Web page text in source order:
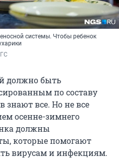
системы. Чтобы ребенок
должно быть
по составу
знают все. Но не все
осенне-зимнего
должны
которые помогают
вирусам и инфекциям.